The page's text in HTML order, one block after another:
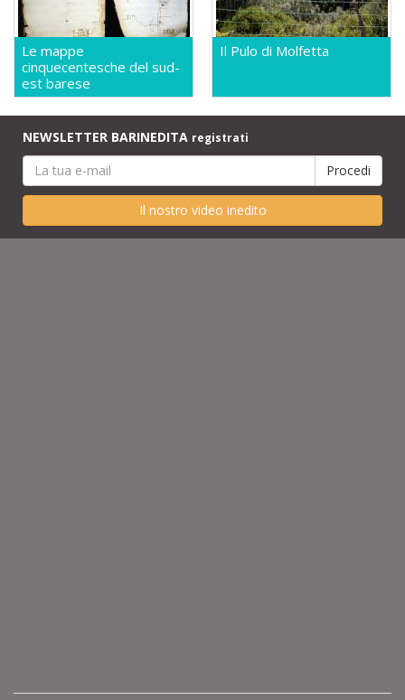
Le mappe
cinquecentesche del sud-
est barese
Il Pulo di Molfetta
NEWSLETTER BARINEDITA registrati
Il nostro video inedito